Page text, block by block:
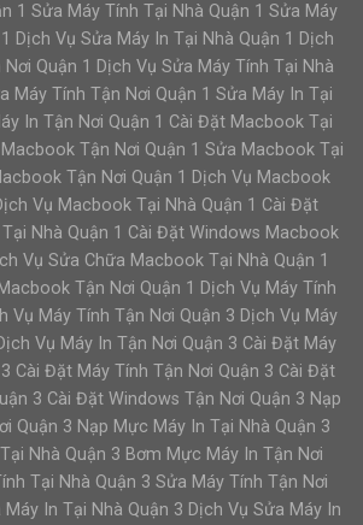
1 Sửa Máy Tính Tại Nhà Quận 1 Sửa Máy
Dịch Vụ Sửa Máy In Tại Nhà Quận 1 Dịch
Quận 1 Dịch Vụ Sửa Máy Tính Tại Nhà
Máy Tính Tận Nơi Quận 1 Sửa Máy In Tại
In Tận Nơi Quận 1 Cài Đặt Macbook Tại
Tận Nơi Quận 1 Sửa Macbook Tại
Tận Nơi Quận 1 Dịch Vụ Macbook
Vụ Macbook Tại Nhà Quận 1 Cài Đặt
Nhà Quận 1 Cài Đặt Windows Macbook
Vụ Sửa Chữa Macbook Tại Nhà Quận 1
Tận Nơi Quận 1 Dịch Vụ Máy Tính
Vụ Máy Tính Tận Nơi Quận 3 Dịch Vụ Máy
Vụ Máy In Tận Nơi Quận 3 Cài Đặt Máy
Cài Đặt Máy Tính Tận Nơi Quận 3 Cài Đặt
3 Cài Đặt Windows Tận Nơi Quận 3 Nạp
Quận 3 Nạp Mực Máy In Tại Nhà Quận 3
Nhà Quận 3 Bơm Mực Máy In Tận Nơi
Tại Nhà Quận 3 Sửa Máy Tính Tận Nơi
In Tại Nhà Quận 3 Dịch Vụ Sửa Máy In